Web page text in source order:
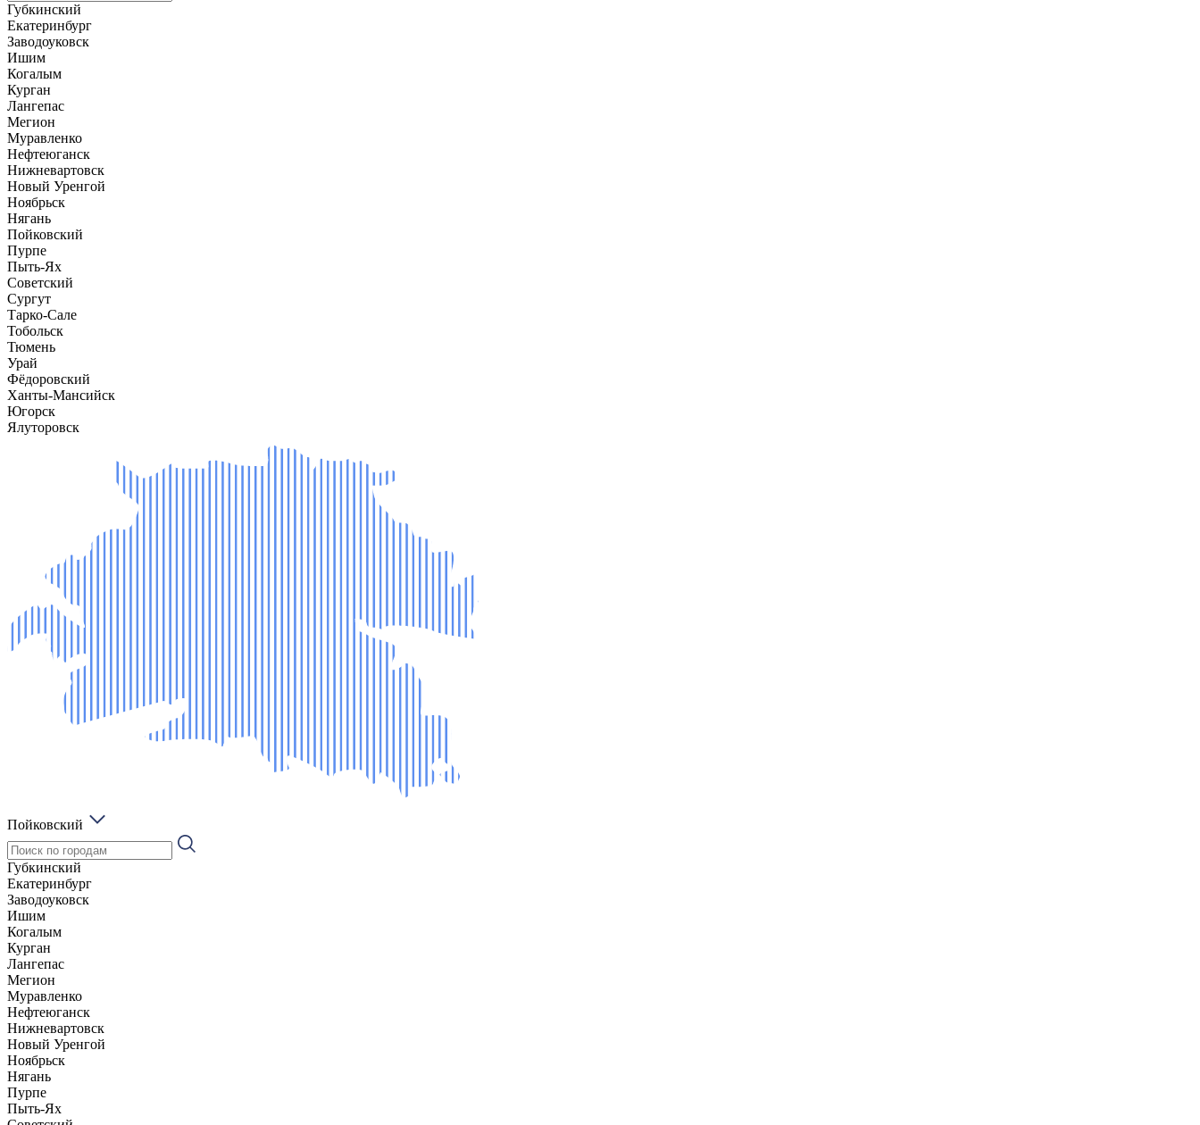
Губкинский
Екатеринбург
Заводоуковск
Ишим
Когалым
Курган
Лангепас
Мегион
Муравленко
Нефтеюганск
Нижневартовск
Новый Уренгой
Ноябрьск
Нягань
Пойковский
Пурпе
Пыть-Ях
Советский
Сургут
Тарко-Сале
Тобольск
Тюмень
Урай
Фёдоровский
Ханты-Мансийск
Югорск
Ялуторовск
Пойковский
Губкинский
Екатеринбург
Заводоуковск
Ишим
Когалым
Курган
Лангепас
Мегион
Муравленко
Нефтеюганск
Нижневартовск
Новый Уренгой
Ноябрьск
Нягань
Пурпе
Пыть-Ях